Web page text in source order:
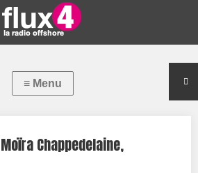
Chappedelaine,